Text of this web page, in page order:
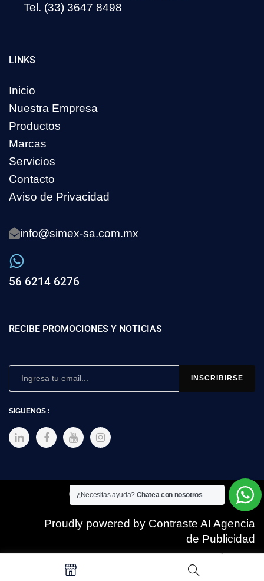
Tel. (33) 3647 8498
LINKS
Inicio
Nuestra Empresa
Productos
Marcas
Servicios
Contacto
Aviso de Privacidad
info@simex-sa.com.mx
56 6214 6276
RECIBE PROMOCIONES Y NOTICIAS
SIGUENOS :
Copyright © 2025 SIMEX
Proudly powered by Contraste AI Agencia
de Publicidad
¿Necesitas ayuda? Chatea con nosotros